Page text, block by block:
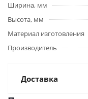
Ширина, мм
Высота, мм
Материал изготовления
Производитель
Доставка